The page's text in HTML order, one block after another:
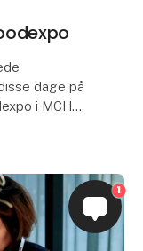
dage på
i MCH
1